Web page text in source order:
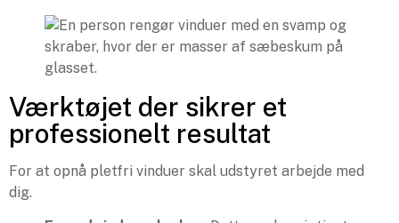
Værktøjet der sikrer et
professionelt resultat
For at opnå pletfri vinduer skal udstyret arbejde med
dig.